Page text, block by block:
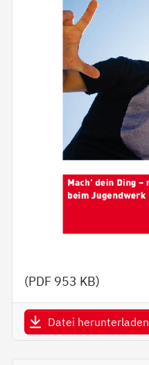
(PDF 953 KB)
Datei herunterladen